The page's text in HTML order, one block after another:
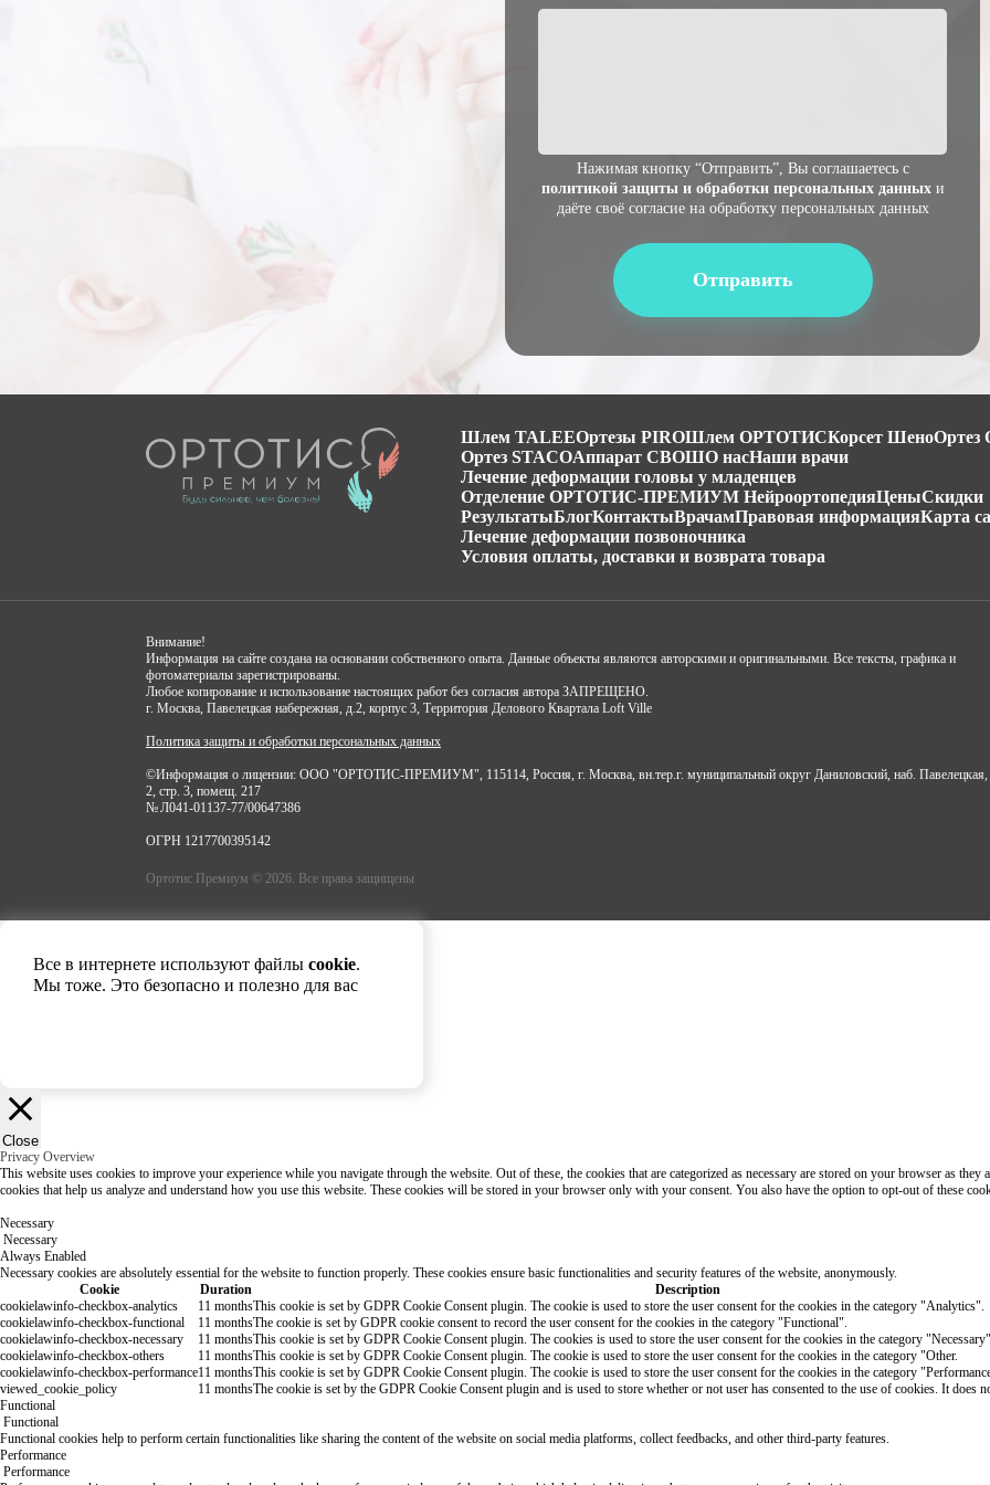
Нажимая кнопку “Отправить”, Вы соглашаетесь с
политикой защиты и обработки персональных данныхи
даёте своё согласие на обработку персональных данных
Шлем TALEEОртезы PIROШлем ОРТОТИСКорсет Шено
Ортез STACOАппарат СВОШО насНаши врачи
Лечение деформации головы у младенцев
Отделение ОРТОТИС-ПРЕМИУМ НейроортопедияЦеныСкидки
РезультатыБлогКонтактыВрачамПравовая информацияКарта
Лечение деформации позвоночника
Условия оплаты, доставки и возврата товара
Внимание!
Информация на сайте создана на основании собственного опыта. Данные объекты являются авторскими и оригинальными. Все тексты, графика и
фотоматериалы зарегистрированы.
Любое копирование и использование настоящих работ без согласия автора ЗАПРЕЩЕНО.
г. Москва, Павелецкая набережная, д.2, корпус 3, Территория Делового Квартала Loft Ville
Политика защиты и обработки персональных данных
©Информация о лицензии: ООО "ОРТОТИС-ПРЕМИУМ", 115114, Россия, г. Москва, вн.тер.г. муниципальный округ Даниловский, наб. Павелецкая,
2, стр. 3, помещ. 217
№ Л041-01137-77/00647386
ОГРН 1217700395142
Ортотис Премиум © 2026. Все права защищены
Все в интернете используют файлы cookie.
Мы тоже. Это безопасно и полезно для вас
Close
Privacy Overview
This website uses cookies to improve your experience while you navigate through the website. Out of these, the cookies that are categorized as necessary are stored on your browser as
cookies that help us analyze and understand how you use this website. These cookies will be stored in your browser only with your consent. You also have the option to opt-out of these
Necessary
Necessary
Always Enabled
Necessary cookies are absolutely essential for the website to function properly. These cookies ensure basic functionalities and security features of the website, anonymously.
Cookie
Duration
Description
cookielawinfo-checkbox-analytics
11 monthsThis cookie is set by GDPR Cookie Consent plugin. The cookie is used to store the user consent for the cookies in the category "Analytics".
cookielawinfo-checkbox-functional
11 monthsThe cookie is set by GDPR cookie consent to record the user consent for the cookies in the category "Functional".
cookielawinfo-checkbox-necessary
11 monthsThis cookie is set by GDPR Cookie Consent plugin. The cookies is used to store the user consent for the cookies in the category "Necessary".
cookielawinfo-checkbox-others
11 monthsThis cookie is set by GDPR Cookie Consent plugin. The cookie is used to store the user consent for the cookies in the category "Other.
cookielawinfo-checkbox-performance11 monthsThis cookie is set by GDPR Cookie Consent plugin. The cookie is used to store the user consent for the cookies in the category
viewed_cookie_policy
11 monthsThe cookie is set by the GDPR Cookie Consent plugin and is used to store whether or not user has consented to the use of cookies. It does
Functional
Functional
Functional cookies help to perform certain functionalities like sharing the content of the website on social media platforms, collect feedbacks, and other third-party features.
Performance
Performance